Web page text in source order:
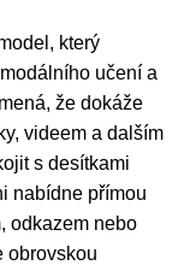
který
učení a
že dokáže
videem a dalším
s desítkami
nabídne přímou
odkazem nebo
obrovskou